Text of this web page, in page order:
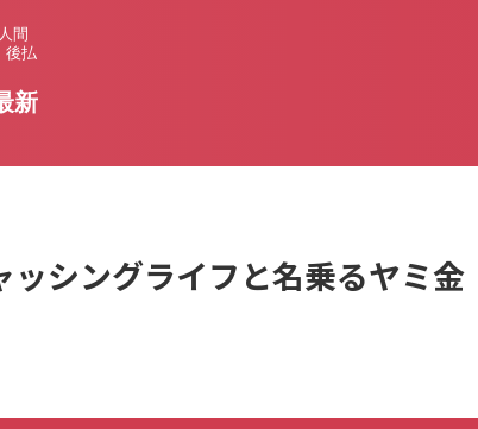
間
後払
新
シングライフと名乗るヤミ金